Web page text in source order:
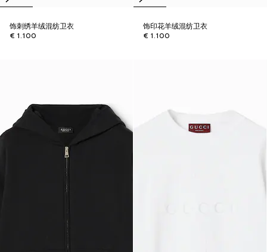
饰刺绣羊绒混纺卫衣
€ 1.100
饰印花羊绒混纺卫衣
€ 1.100